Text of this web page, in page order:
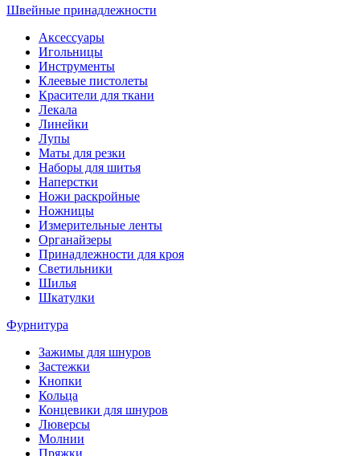
Швейные принадлежности
Аксессуары
Игольницы
Инструменты
Клеевые пистолеты
Красители для ткани
Лекала
Линейки
Лупы
Маты для резки
Наборы для шитья
Наперстки
Ножи раскройные
Ножницы
Измерительные ленты
Органайзеры
Принадлежности для кроя
Светильники
Шилья
Шкатулки
Фурнитура
Зажимы для шнуров
Застежки
Кнопки
Кольца
Концевики для шнуров
Люверсы
Молнии
Пряжки